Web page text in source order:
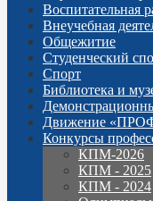
Воспитательная
Внеучебная
Общежитие
Студенческий
Спорт
Библиотека и
Движение
Конкурсы
КПМ-2026
КПМ - 2025
КПМ - 2024